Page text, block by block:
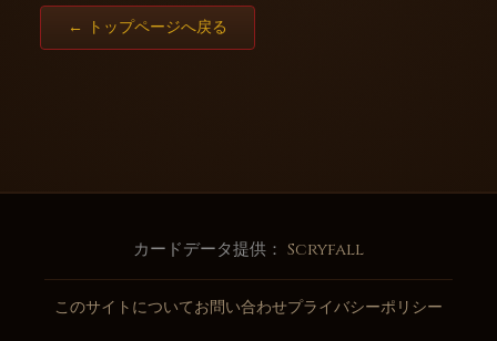
← トップページへ戻る
カードデータ提供： Scryfall
このサイトについてお問い合わせプライバシーポリシー